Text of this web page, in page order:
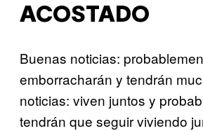
ACOSTADO
Buenas noticias:
emborracharán y tendrán
noticias: viven juntos y
tendrán que seguir viviendo